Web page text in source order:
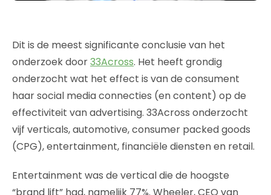
Dit is de meest significante conclusie van het
onderzoek door33Across. Het heeft grondig
onderzocht wat het effect is van de consument
haar social media connecties (en content) op de
effectiviteit van advertising. 33Across onderzocht
vijf verticals, automotive, consumer packed goods
(CPG), entertainment, financiële diensten en retail.
Entertainment was de vertical die de hoogste
“brand lift” had, namelijk 77%. Wheeler, CEO van